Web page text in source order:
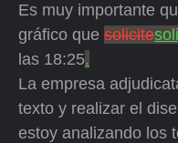
Es muy importante
gráfico que solicite
las 18:25.
La empresa
texto y realizar el
estoy analizando los